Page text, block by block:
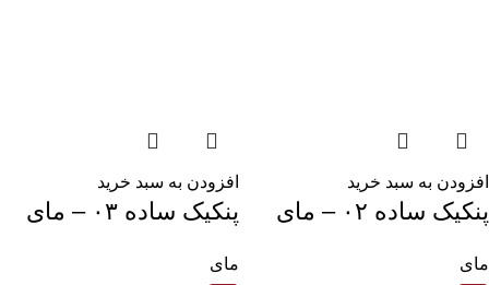
افزودن به سبد خرید
پنکیک ساده ۰۲ – مای
مای
افزودن به سبد خرید
پنکیک ساده ۰۳ – مای
مای